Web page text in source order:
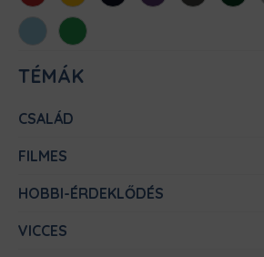
Világoskék
Zöld
TÉMÁK
CSALÁD
FILMES
HOBBI-ÉRDEKLŐDÉS
VICCES